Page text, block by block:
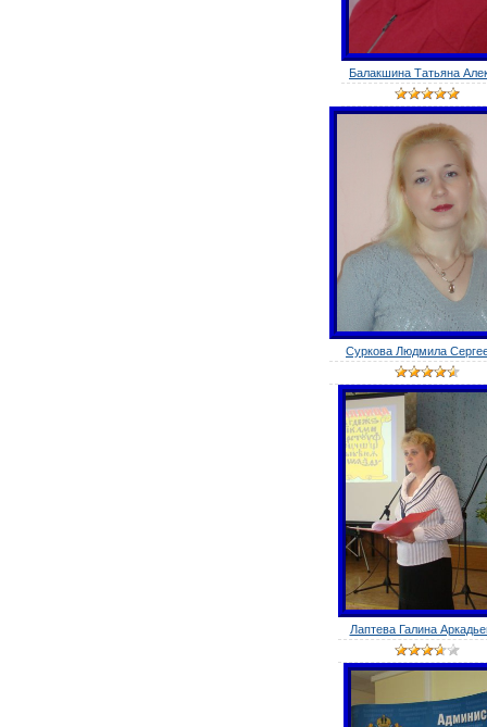
Балакшина Татьяна
Суркова Людмила
Лаптева Галина